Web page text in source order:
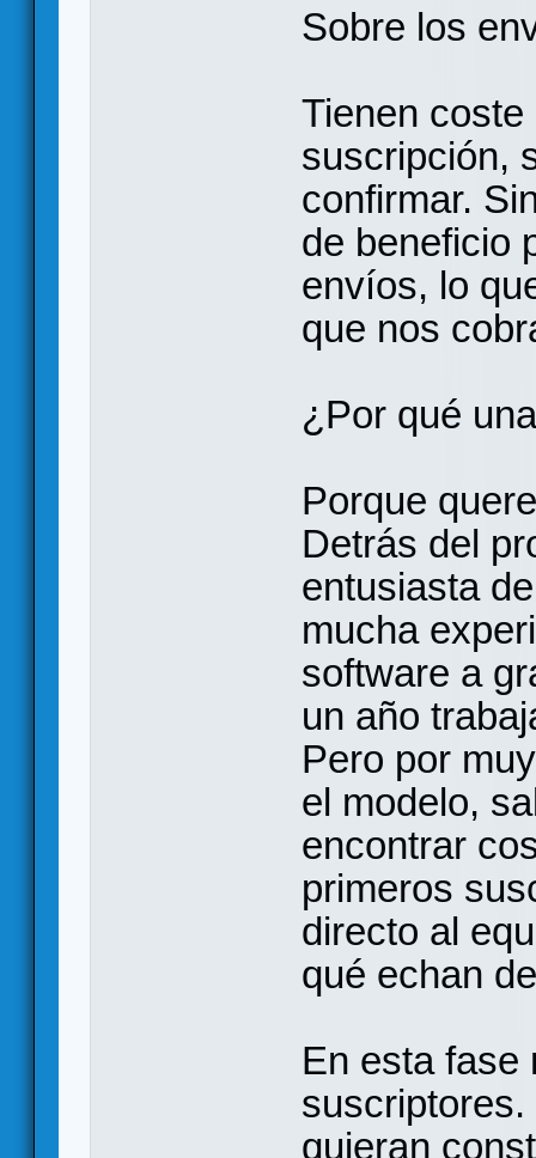
Sobre los
Tienen
suscripción,
confirmar.
de beneficio
envíos, lo
que nos
¿Por qué
Porque
Detrás del
entusiasta
mucha
software a
un año
Pero por
el modelo,
encontrar
primeros
directo al
qué echan
En esta fase
quieran